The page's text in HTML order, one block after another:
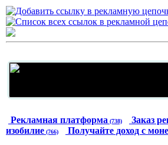
Рекламная платформа (738) Заказ
изобилие (766) Получайте доход с